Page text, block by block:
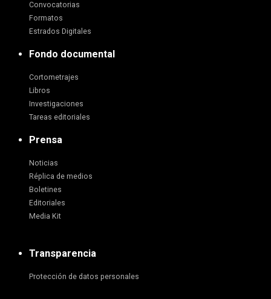
Convocatorias
Formatos
Estrados Digitales
Fondo documental
Cortometrajes
Libros
Investigaciones
Tareas editoriales
Prensa
Noticias
Réplica de medios
Boletines
Editoriales
Media Kit
Transparencia
Protección de datos personales